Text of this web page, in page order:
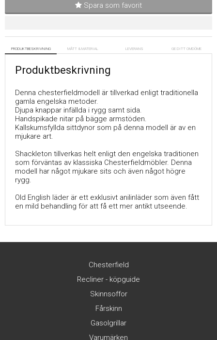
Spara som favorit
PRODUKTBESKRIVNING MÅTT & MATERIAL LEVERANS GE DITT OMDÖME
Produktbeskrivning
Denna chesterfieldmodell är tillverkad enligt traditionella
gamla engelska metoder.
Djupa knappar infällda i rygg samt sida.
Handspikade nitar på bägge armstöden.
Kallskumsfyllda sittdynor som på denna modell är av en
mjukare art.
Shackleton tillverkas helt enligt den engelska traditionen
som förväntas av klassiska Chesterfieldmöbler. Denna
modell har något mjukare sits och även något högre
rygg.
Old English läder är ett exklusivt anilinläder som även fått
en mild behandling för att få ett mer antikt utseende.
Chesterfield
Recliner - köpguide
Skinnsoffor
Fårskinn
Gasolgrillar
Varumärken